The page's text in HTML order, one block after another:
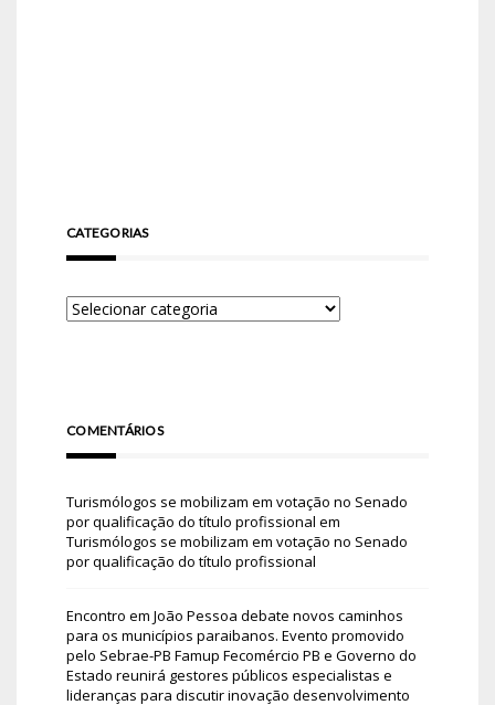
CATEGORIAS
COMENTÁRIOS
Turismólogos se mobilizam em votação no Senado
por qualificação do título profissional em
Turismólogos se mobilizam em votação no Senado
por qualificação do título profissional
Encontro em João Pessoa debate novos caminhos
para os municípios paraibanos. Evento promovido
pelo Sebrae-PB Famup Fecomércio PB e Governo do
Estado reunirá gestores públicos especialistas e
lideranças para discutir inovação desenvolvimento